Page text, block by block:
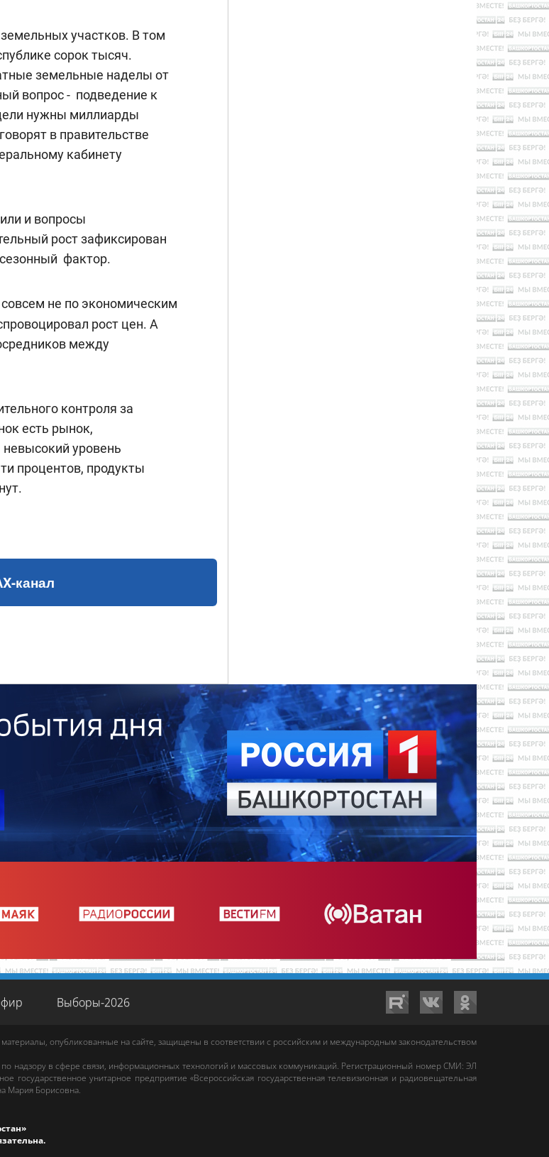
участков. В том
сорок тысяч.
земельные наделы от
вопрос - подведение к
нужны миллиарды
в правительстве
кабинету
и вопросы
рост зафиксирован
фактор.
не по экономическим
рост цен. А
между
контроля за
есть рынок,
уровень
процентов, продукты
канал
Выборы-2026
опубликованные на сайте, защищены в соответствии с российским и международным законодательством
надзору в сфере связи, информационных технологий и массовых коммуникаций. Регистрационный номер СМИ: ЭЛ
государственное унитарное предприятие «Всероссийская государственная телевизионная и радиовещательная
Мария Борисовна.